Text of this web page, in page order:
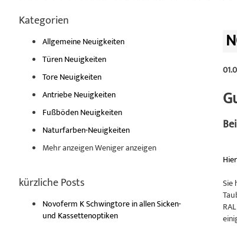
Hier
Sie
Kategorien
Allgemeine Neuigkeiten
Türen Neuigkeiten
Tore Neuigkeiten
Antriebe Neuigkeiten
Fußböden Neuigkeiten
Naturfarben-Neuigkeiten
Mehr anzeigenWeniger anzeigen
kürzliche Posts
Novoferm K Schwingtore in allen Sicken-
und Kassettenoptiken